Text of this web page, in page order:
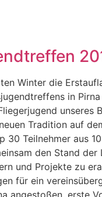
Winter die
in
unseres
Tradition auf
30 Teilnehmer aus
den Stand
und Projekte zu
für ein
angestoßen, erste